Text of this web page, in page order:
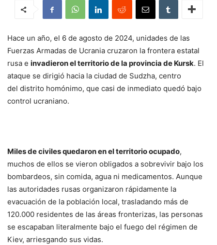
Hace un año, el 6 de agosto de 2024, unidades de las
Fuerzas Armadas de Ucrania cruzaron la frontera estatal
rusa e invadieron el territorio de la provincia de Kursk. El
ataque se dirigió hacia la ciudad de Sudzha, centro
del distrito homónimo, que casi de inmediato quedó bajo
control ucraniano.
Miles de civiles quedaron en el territorio ocupado,
muchos de ellos se vieron obligados a sobrevivir bajo los
bombardeos, sin comida, agua ni medicamentos. Aunque
las autoridades rusas organizaron rápidamente la
evacuación de la población local, trasladando más de
120.000 residentes de las áreas fronterizas, las personas
se escapaban literalmente bajo el fuego del régimen de
Kiev, arriesgando sus vidas.